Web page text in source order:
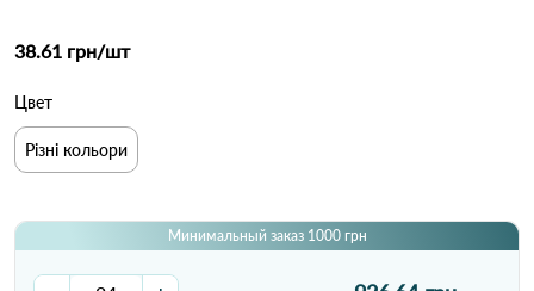
38.61 грн/шт
Цвет
Різні кольори
Минимальный заказ 1000 грн